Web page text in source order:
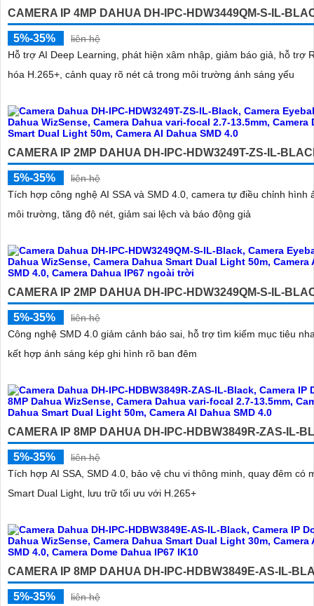
CAMERA IP 4MP DAHUA DH-IPC-HDW3449QM-S-IL-
5%-35%
liên hệ
Hỗ trợ AI Deep Learning, phát hiện xâm nhập, giảm báo giả, hỗ trợ
hóa H.265+, cảnh quay rõ nét cả trong môi trường ánh sáng yếu
CAMERA IP 2MP DAHUA DH-IPC-HDW3249T-ZS-IL-
5%-35%
liên hệ
Tích hợp công nghệ AI SSA và SMD 4.0, camera tự điều chỉnh hình
môi trường, tăng độ nét, giảm sai lệch và báo động giả
CAMERA IP 2MP DAHUA DH-IPC-HDW3249QM-S-IL-
5%-35%
liên hệ
Công nghệ SMD 4.0 giảm cảnh báo sai, hỗ trợ tìm kiếm mục tiêu
kết hợp ánh sáng kép ghi hình rõ ban đêm
CAMERA IP 8MP DAHUA DH-IPC-HDBW3849R-ZAS-IL-
5%-35%
liên hệ
Tích hợp AI SSA, SMD 4.0, bảo vệ chu vi thông minh, quay đêm có
Smart Dual Light, lưu trữ tối ưu với H.265+
CAMERA IP 8MP DAHUA DH-IPC-HDBW3849E-AS-IL-
5%-35%
liên hệ